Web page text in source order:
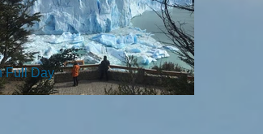
Full Day Transfer Minitrekking